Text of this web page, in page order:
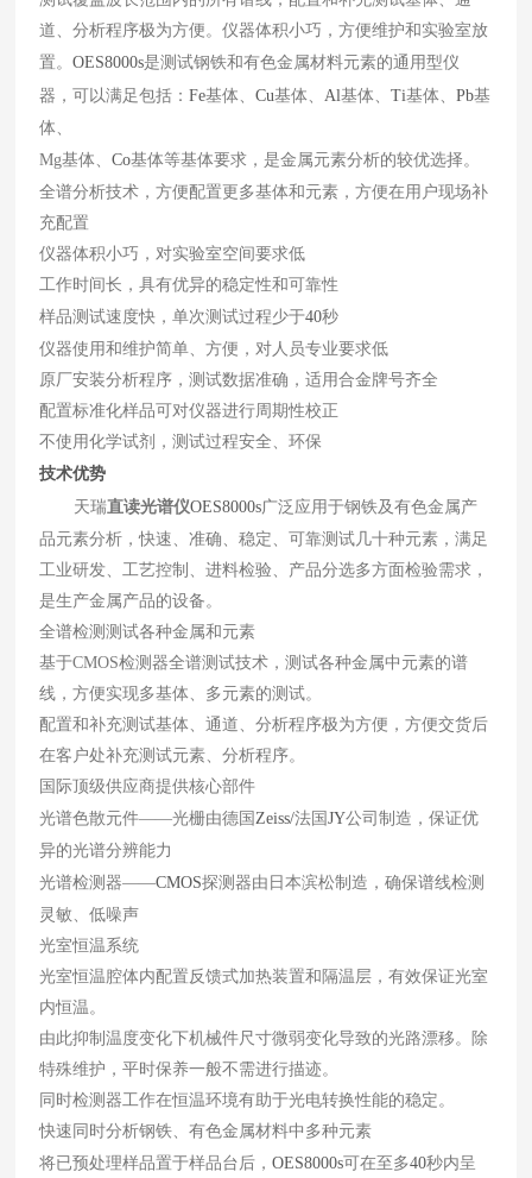
道、分析程序极为方便。仪器体积小巧，方便维护和实验室放
置。OES8000s是测试钢铁和有色金属材料元素的通用型仪
器，可以满足包括：Fe基体、Cu基体、 Al基体、Ti基体、Pb基
体、
Mg基体、Co基体等基体要求，是金属元素分析的较优选择。
全谱分析技术，方便配置更多基体和元素，方便在用户现场补
充配置
仪器体积小巧，对实验室空间要求低
工作时间长，具有优异的稳定性和可靠性
样品测试速度快，单次测试过程少于40秒
仪器使用和维护简单、方便，对人员专业要求低
原厂安装分析程序，测试数据准确，适用合金牌号齐全
配置标准化样品可对仪器进行周期性校正
不使用化学试剂，测试过程安全、环保
技术优势
天瑞直读光谱仪OES8000s广泛应用于钢铁及有色金属产
品元素分析，快速、准确、稳定、可靠测试几十种元素，满足
工业研发、工艺控制、进料检验、产品分选多方面检验需求，
是生产金属产品的设备。
全谱检测测试各种金属和元素
基于CMOS检测器全谱测试技术，测试各种金属中元素的谱
线，方便实现多基体、多元素的测试。
配置和补充测试基体、通道、分析程序极为方便，方便交货后
在客户处补充测试元素、分析程序。
国际顶级供应商提供核心部件
光谱色散元件——光栅由德国 Zeiss/法国JY公司制造，保证优
异的光谱分辨能力
光谱检测器——CMOS探测器由日本滨松制造，确保谱线检测
灵敏、低噪声
光室恒温系统
光室恒温腔体内配置反馈式加热装置和隔温层，有效保证光室
内恒温。
由此抑制温度变化下机械件尺寸微弱变化导致的光路漂移。除
特殊维护，平时保养一般不需进行描迹。
同时检测器工作在恒温环境有助于光电转换性能的稳定。
快速同时分析钢铁、有色金属材料中多种元素
将已预处理样品置于样品台后，OES8000s可在至多40秒内呈